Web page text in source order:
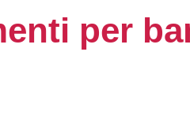
per